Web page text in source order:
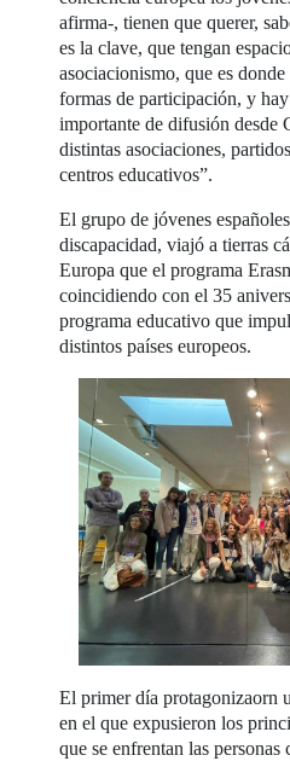
afirma-, tienen que querer,
es la clave, que tengan
asociacionismo, que es donde
formas de participación, y
importante de difusión desde
distintas asociaciones,
centros educativos”.
El grupo de jóvenes
discapacidad, viajó a tierras
Europa que el programa
coincidiendo con el 35
programa educativo que
distintos países europeos.
El primer día protagonizaorn
en el que expusieron los
que se enfrentan las personas